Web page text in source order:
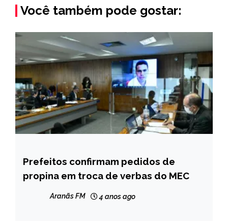
Você também pode gostar:
BRASIL
NOTÍCIAS
Prefeitos confirmam pedidos de
propina em troca de verbas do MEC
Aranãs FM 4 anos ago